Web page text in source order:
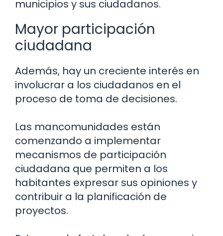
municipios y sus ciudadanos.
Mayor participación
ciudadana
Además, hay un creciente interés en
involucrar a los ciudadanos en el
proceso de toma de decisiones.
Las mancomunidades están
comenzando a implementar
mecanismos de participación
ciudadana que permiten a los
habitantes expresar sus opiniones y
contribuir a la planificación de
proyectos.